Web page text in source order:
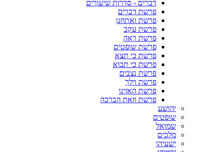
דברים - סדרות שיעורים
פרשת דברים
פרשת ואתחנן
פרשת עקב
פרשת ראה
פרשת שופטים
פרשת כי תצא
פרשת כי תבוא
פרשת נצבים
פרשת וילך
פרשת האזינו
פרשת וזאת הברכה
יהושע
שופטים
שמואל
מלכים
ישעיהו